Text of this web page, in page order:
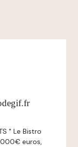
" Le Bistro
euros,